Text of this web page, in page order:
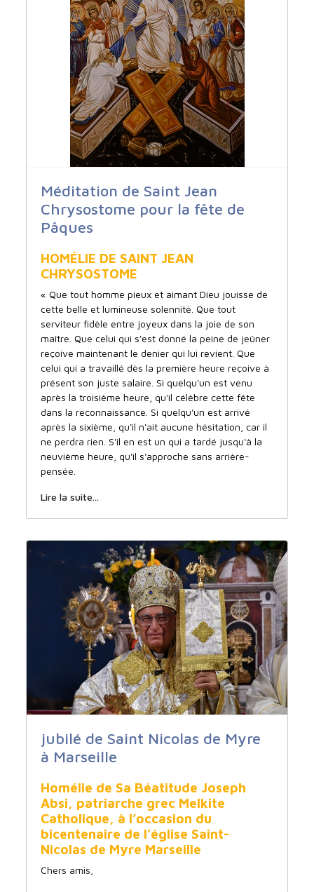
Méditation de Saint Jean
Chrysostome pour la fête de
Pâques
HOMÉLIE DE SAINT JEAN
CHRYSOSTOME
« Que tout homme pieux et aimant Dieu jouisse de
cette belle et lumineuse solennité. Que tout
serviteur fidèle entre joyeux dans la joie de son
maître. Que celui qui s'est donné la peine de jeûner
reçoive maintenant le denier qui lui revient. Que
celui qui a travaillé dès la première heure reçoive à
présent son juste salaire. Si quelqu'un est venu
après la troisième heure, qu'il célèbre cette fête
dans la reconnaissance. Si quelqu'un est arrivé
après la sixième, qu'il n'ait aucune hésitation, car il
ne perdra rien. S'il en est un qui a tardé jusqu'à la
neuvième heure, qu'il s'approche sans arrière-
pensée.
Lire la suite...
jubilé de Saint Nicolas de Myre
à Marseille
Homélie de Sa Béatitude Joseph
Absi, patriarche grec Melkite
Catholique, à l’occasion du
bicentenaire de l’église Saint-
Nicolas de Myre Marseille
Chers amis,